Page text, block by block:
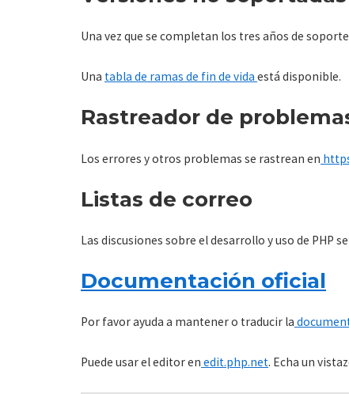
Una vez que se completan los tres años de
Una tabla de ramas de fin de vida está disponible.
Rastreador de
Los errores y otros problemas se rastrean en
Listas de correo
Las discusiones sobre el desarrollo y uso de PHP
Documentación oficial
Por favor ayuda a mantener o traducir la
Puede usar el editor en edit.php.net. Echa un